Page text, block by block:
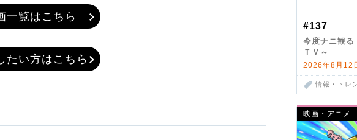
#137
今度ナニ観
ＴＶ～
2026年8月12
情報・トレ
映画・アニメ
一覧はこちら
たい方はこちら